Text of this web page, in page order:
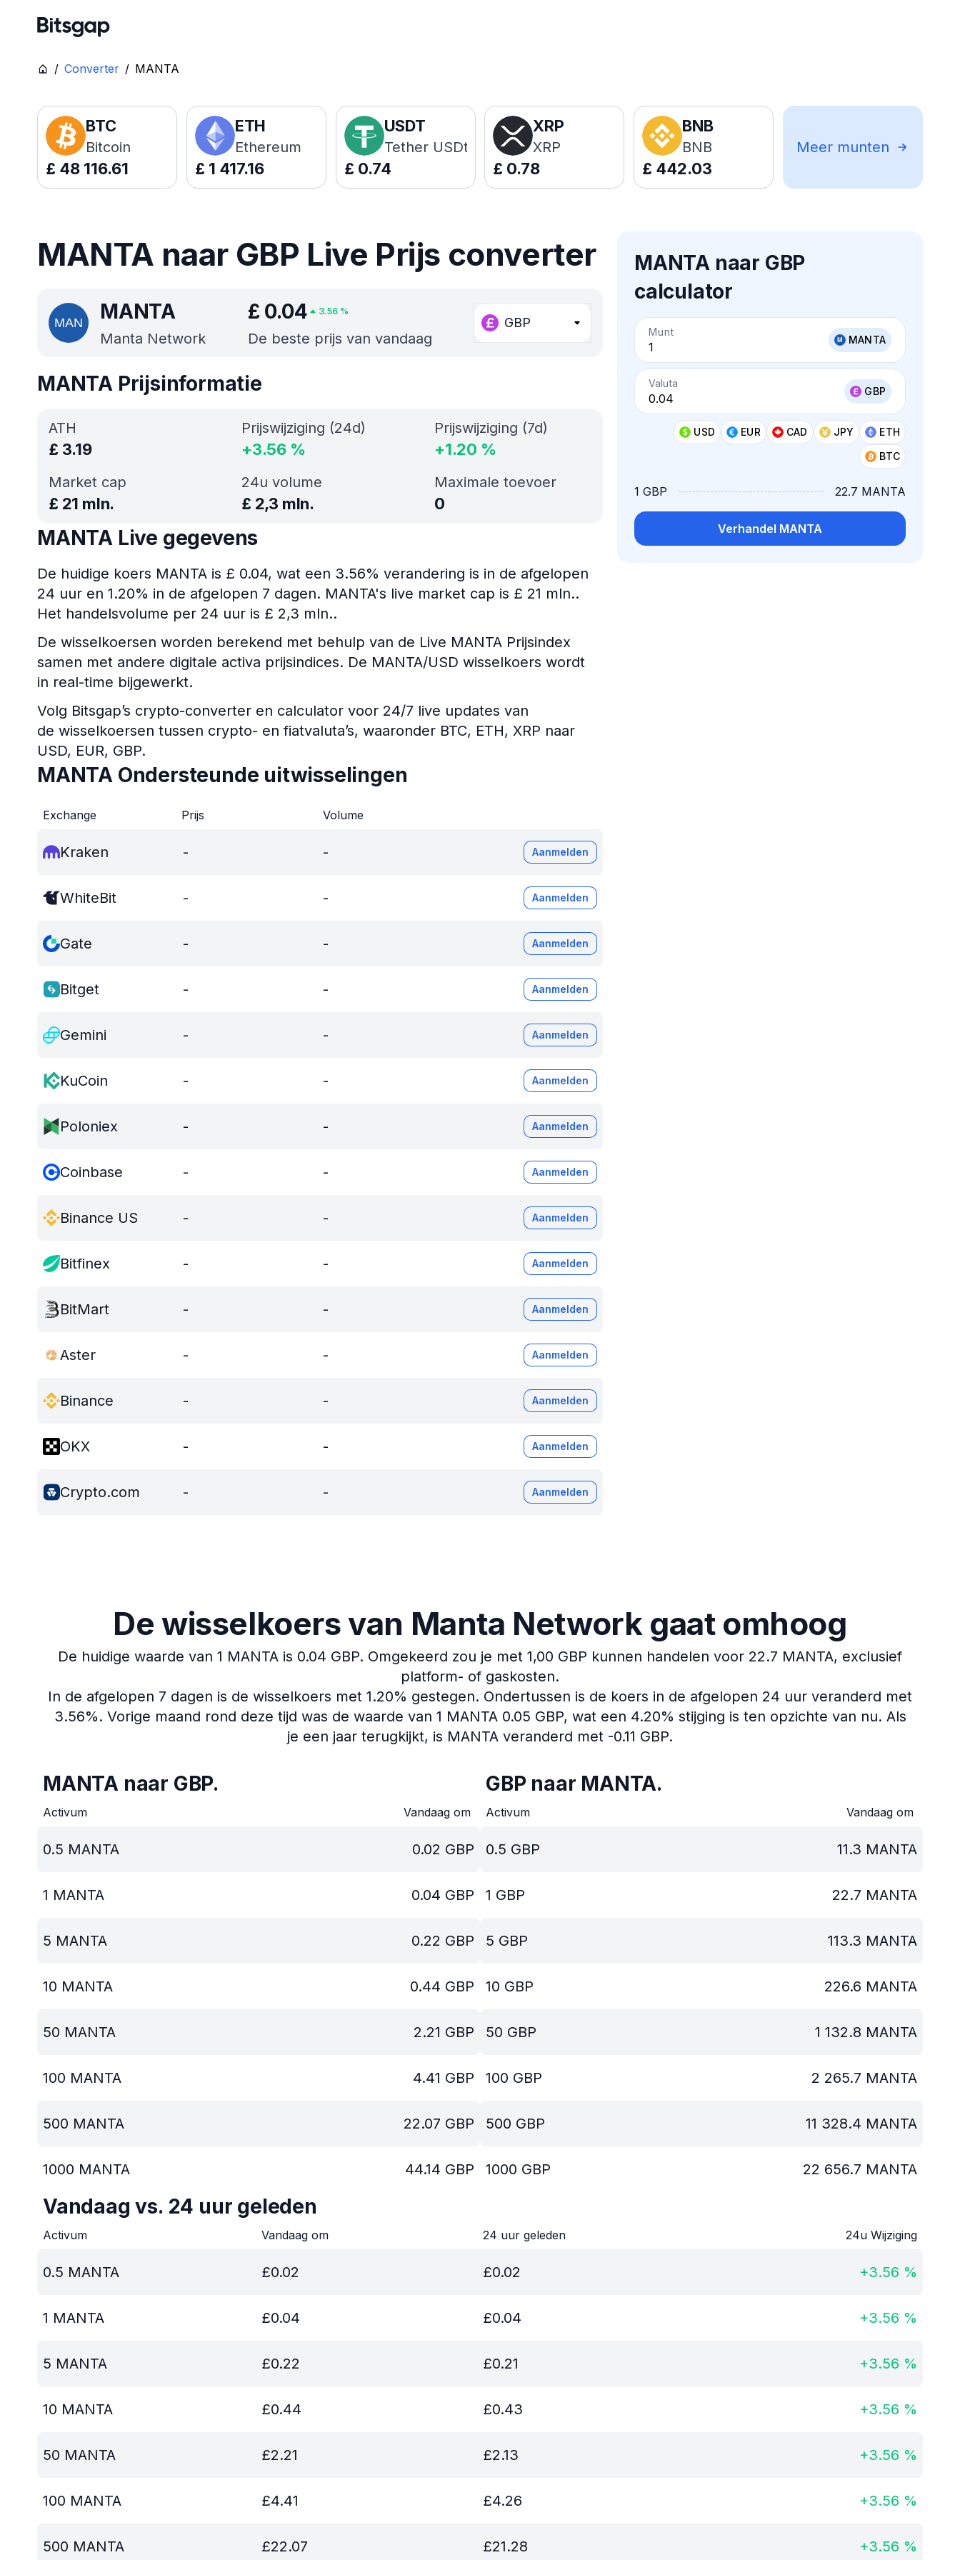
/ Converter / MANTA
BTC
Bitcoin
£ 48 116.61
ETH
Ethereum
£ 1 417.16
USDT
Tether USDt
£ 0.74
XRP
XRP
£ 0.78
BNB
BNB
£ 442.03
Meer munten
MANTA naar GBP Live Prijs converter
MANTA
Manta Network
£ 0.04 3.56 %
De beste prijs van vandaag
GBP
MANTA naar GBP
calculator
Munt
MANTA
Valuta
GBP
USD EUR CAD JPY
ETH
BTC
1 GBP 22.7 MANTA
Verhandel MANTA
MANTA Prijsinformatie
ATH
£ 3.19
Market cap
£ 21 mln.
Prijswijziging (24d)
+3.56 %
Prijswijziging (7d)
+1.20 %
24u volume
£ 2,3 mln.
Maximale toevoer
0
MANTA Live gegevens
De huidige koers MANTA is £ 0.04, wat een 3.56% verandering is in de afgelopen
24 uur en 1.20% in de afgelopen 7 dagen. MANTA's live market cap is £ 21 mln..
Het handelsvolume per 24 uur is £ 2,3 mln..
De wisselkoersen worden berekend met behulp van de Live MANTA Prijsindex
samen met andere digitale activa prijsindices. De MANTA/USD wisselkoers wordt
in real-time bijgewerkt.
Volg Bitsgap’s crypto-converter en calculator voor 24/7 live updates van
de wisselkoersen tussen crypto- en fiatvaluta’s, waaronder BTC, ETH, XRP naar
USD, EUR, GBP.
MANTA Ondersteunde uitwisselingen
Exchange Prijs Volume
Kraken - - Aanmelden
WhiteBit - - Aanmelden
Gate - - Aanmelden
Bitget - - Aanmelden
Gemini - - Aanmelden
KuCoin - - Aanmelden
Poloniex - - Aanmelden
Coinbase - - Aanmelden
Binance US - - Aanmelden
Bitfinex - - Aanmelden
BitMart - - Aanmelden
Aster - - Aanmelden
Binance - - Aanmelden
OKX - - Aanmelden
Crypto.com - - Aanmelden
De wisselkoers van Manta Network gaat omhoog
De huidige waarde van 1 MANTA is 0.04 GBP. Omgekeerd zou je met 1,00 GBP kunnen handelen voor 22.7 MANTA, exclusief
platform- of gaskosten.
In de afgelopen 7 dagen is de wisselkoers met 1.20% gestegen. Ondertussen is de koers in de afgelopen 24 uur veranderd met
3.56%. Vorige maand rond deze tijd was de waarde van 1 MANTA 0.05 GBP, wat een 4.20% stijging is ten opzichte van nu. Als
je een jaar terugkijkt, is MANTA veranderd met -0.11 GBP.
MANTA naar GBP.
Activum Vandaag om
0.5 MANTA 0.02 GBP
1 MANTA 0.04 GBP
5 MANTA 0.22 GBP
10 MANTA 0.44 GBP
50 MANTA 2.21 GBP
100 MANTA 4.41 GBP
500 MANTA 22.07 GBP
1000 MANTA 44.14 GBP
GBP naar MANTA.
Activum Vandaag om
0.5 GBP 11.3 MANTA
1 GBP 22.7 MANTA
5 GBP 113.3 MANTA
10 GBP 226.6 MANTA
50 GBP 1 132.8 MANTA
100 GBP 2 265.7 MANTA
500 GBP 11 328.4 MANTA
1000 GBP 22 656.7 MANTA
Vandaag vs. 24 uur geleden
Activum Vandaag om 24 uur geleden 24u Wijziging
0.5 MANTA £0.02 £0.02 +3.56 %
1 MANTA £0.04 £0.04 +3.56 %
5 MANTA £0.22 £0.21 +3.56 %
10 MANTA £0.44 £0.43 +3.56 %
50 MANTA £2.21 £2.13 +3.56 %
100 MANTA £4.41 £4.26 +3.56 %
500 MANTA £22.07 £21.28 +3.56 %